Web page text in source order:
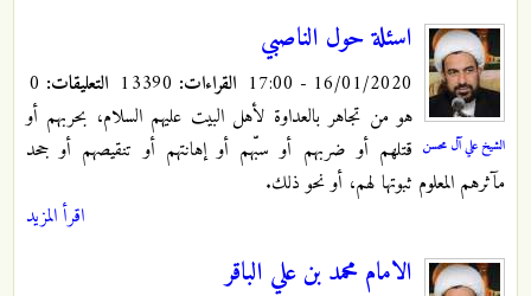
الشيخ علي آل محسن
اسئلة حول الناصبي
16/01/2020 - 17:00 القراءات: التعليقات:
هو من تجاهر بالعداوة لأهل البيت عليهم السلام، بحربهم أو
قتلهم أو ضربهم أو سبّهم أو إهانتهم أو تنقيصهم أو جحد
مآثرهم المعلوم ثبوتها لهم، أو نحو ذلك.
اقرأ المزيد
الامام محمد بن علي الباقر